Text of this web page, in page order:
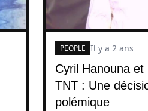
Cyril Hanouna
TNT : Une
polémique
PEOPLE Il y a 2 ans